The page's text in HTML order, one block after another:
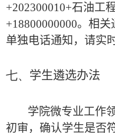
+202300010+石油工
+18800000000。相关
单独电话通知，请实
七、 学生遴选办法
学院微专业工作
初审，确认学生是否